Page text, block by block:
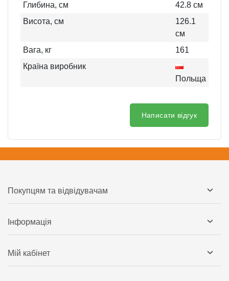
Глибина, см
42.8 см
Висота, см
126.1
см
Вага, кг
161
Країна виробник
Польща
Написати відгук
Покупцям та відвідувачам
Інформація
Мій кабінет